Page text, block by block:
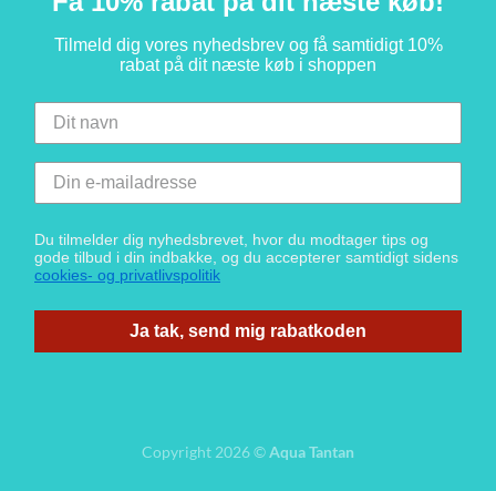
Tilmeld dig vores nyhedsbrev og få samtidigt 10%
rabat på dit næste køb i shoppen
Du tilmelder dig nyhedsbrevet, hvor du modtager tips og
gode tilbud i din indbakke, og du accepterer samtidigt sidens
cookies- og privatlivspolitik
Ja tak, send mig rabatkoden
Copyright 2026 ©Aqua Tantan